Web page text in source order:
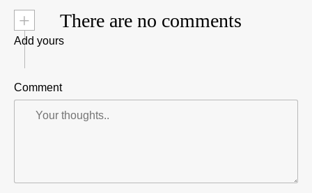
+ There are no comments
Add yours
Comment